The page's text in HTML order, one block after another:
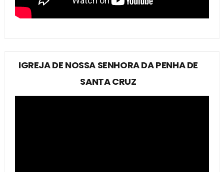
IGREJA DE NOSSA SENHORA DA PENHA DE
SANTA CRUZ